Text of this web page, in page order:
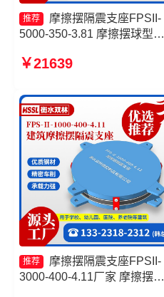
推荐
摩擦摆隔震支座FPSII-
5000-350-3.81 摩擦摆球型减
座厂家 摩擦摆隔震支座FPSII-
￥21639
推荐
摩擦摆隔震支座FPSII-
3000-400-4.11厂家 摩擦摆隔